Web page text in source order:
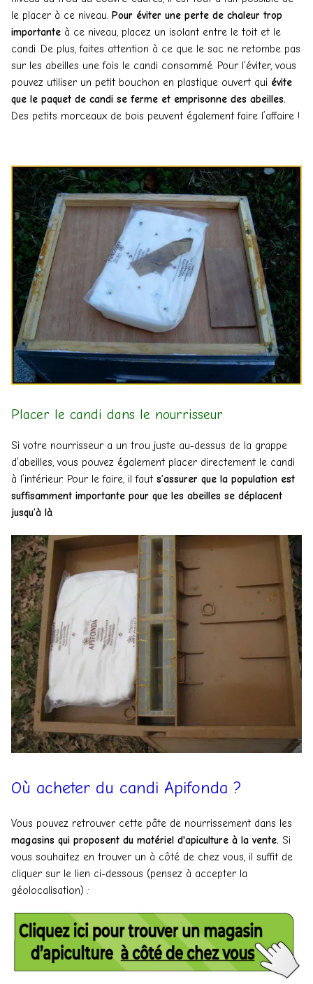
le placer à ce niveau. Pour éviter une perte de chaleur trop
importante à ce niveau, placez un isolant entre le toit et le
candi. De plus, faites attention à ce que le sac ne retombe pas
sur les abeilles une fois le candi consommé. Pour l’éviter, vous
pouvez utiliser un petit bouchon en plastique ouvert qui évite
que le paquet de candi se ferme et emprisonne des abeilles.
Des petits morceaux de bois peuvent également faire l’affaire !
Placer le candi dans le nourrisseur
Si votre nourrisseur a un trou juste au-dessus de la grappe
d’abeilles, vous pouvez également placer directement le candi
à l’intérieur. Pour le faire, il faut s’assurer que la population est
suffisamment importante pour que les abeilles se déplacent
jusqu’à là
Où acheter du candi Apifonda ?
Vous pouvez retrouver cette pâte de nourrissement dans les
magasins qui proposent du matériel d'apiculture à la vente. Si
vous souhaitez en trouver un à côté de chez vous, il suffit de
cliquer sur le lien ci-dessous (pensez à accepter la
géolocalisation) :